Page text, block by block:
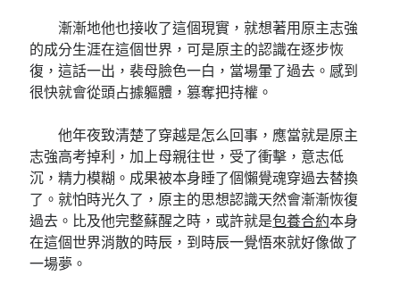
漸漸地他也接收了這個現實，就想著用原主志強
的成分生涯在這個世界，可是原主的認識在逐步恢
復，這話一出，裴母臉色一白，當場暈了過去。感到
很快就會從頭占據軀體，篡奪把持權。
他年夜致清楚了穿越是怎么回事，應當就是原主
志強高考掉利，加上母親往世，受了衝擊，意志低
沉，精力模糊。成果被本身睡了個懶覺魂穿過去替換
了。就怕時光久了，原主的思想認識天然會漸漸恢復
過去。比及他完整蘇醒之時，或許就是包養合約本身
在這個世界消散的時辰，到時辰一覺悟來就好像做了
一場夢。